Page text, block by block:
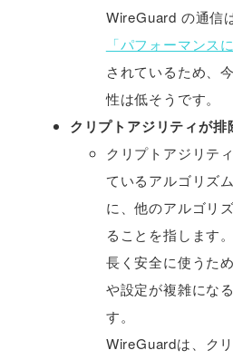
WireGuard の通信
「パフォーマンス
されているため、
性は低そうです。
クリプトアジリティが排
クリプトアジリテ
ているアルゴリズ
に、他のアルゴリ
ることを指します
長く安全に使うた
や設定が複雑にな
す。
WireGuardは、ク